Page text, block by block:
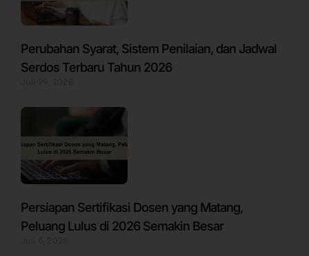
Perubahan Syarat, Sistem Penilaian, dan Jadwal
Serdos Terbaru Tahun 2026
Persiapan Sertifikasi Dosen yang Matang,
Peluang Lulus di 2026 Semakin Besar